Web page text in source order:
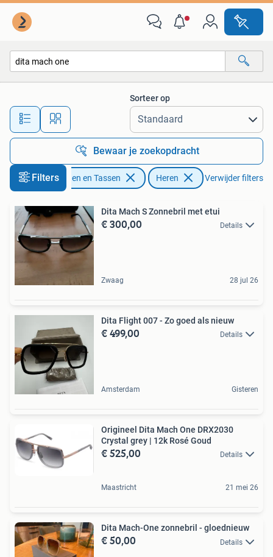
Alle afstanden…
Sorteer op
Bewaar je zoekopdracht
FiltersSieraden en Tassen Heren Verwijder filters
Dita Mach S Zonnebril met etui
€ 300,00 Details
Zwaag 28 jul 26
Dita Flight 007 - Zo goed als nieuw
€ 499,00 Details
Amsterdam Gisteren
Origineel Dita Mach One DRX2030
Crystal grey | 12k Rosé Goud
€ 525,00 Details
Maastricht 21 mei 26
Dita Mach-One zonnebril - gloednieuw
€ 50,00 Details